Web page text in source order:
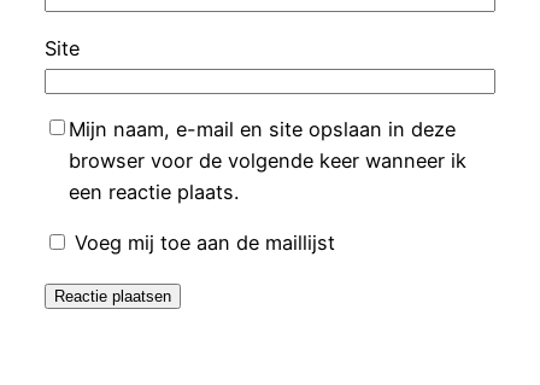
Site
Mijn naam, e-mail en site opslaan in deze
browser voor de volgende keer wanneer ik
een reactie plaats.
Voeg mij toe aan de maillijst